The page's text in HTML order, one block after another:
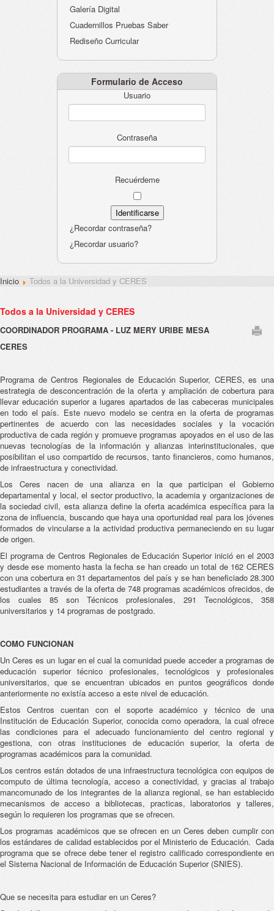
Galería Digital
Cuadernillos Pruebas Saber
Rediseño Curricular
Formulario de Acceso
Usuario
Contraseña
Recuérdeme
¿Recordar contraseña?
¿Recordar usuario?
Inicio Todos a la Universidad y CERES
Todos a la Universidad y CERES
COORDINADOR PROGRAMA - LUZ MERY URIBE MESA
CERES
Programa de Centros Regionales de Educación Superior, CERES, es una
estrategia de desconcentración de la oferta y ampliación de cobertura para
llevar educación superior a lugares apartados de las cabeceras municipales
en todo el país. Este nuevo modelo se centra en la oferta de programas
pertinentes de acuerdo con las necesidades sociales y la vocación
productiva de cada región y promueve programas apoyados en el uso de las
nuevas tecnologías de la información y alianzas interinstitucionales, que
posibilitan el uso compartido de recursos, tanto financieros, como humanos,
de infraestructura y conectividad.
Los Ceres nacen de una alianza en la que participan el Gobierno
departamental y local, el sector productivo, la academia y organizaciones de
la sociedad civil, esta alianza define la oferta académica específica para la
zona de influencia, buscando que haya una oportunidad real para los jóvenes
formados de vincularse a la actividad productiva permaneciendo en su lugar
de origen.
El programa de Centros Regionales de Educación Superior inició en el 2003
y desde ese momento hasta la fecha se han creado un total de 162 CERES
con una cobertura en 31 departamentos del país y se han beneficiado 28.300
estudiantes a través de la oferta de 748 programas académicos ofrecidos, de
los cuales 85 son Técnicos profesionales, 291 Tecnológicos, 358
universitarios y 14 programas de postgrado.
COMO FUNCIONAN
Un Ceres es un lugar en el cual la comunidad puede acceder a programas de
educación superior técnico profesionales, tecnológicos y profesionales
universitarios, que se encuentran ubicados en puntos geográficos donde
anteriormente no existía acceso a este nivel de educación.
Estos Centros cuentan con el soporte académico y técnico de una
Institución de Educación Superior, conocida como operadora, la cual ofrece
las condiciones para el adecuado funcionamiento del centro regional y
gestiona, con otras instituciones de educación superior, la oferta de
programas académicos para la comunidad.
Los centros están dotados de una infraestructura tecnológica con equipos de
computo de última tecnología, acceso a conectividad, y gracias al trabajo
mancomunado de los integrantes de la alianza regional, se han establecido
mecanismos de acceso a bibliotecas, practicas, laboratorios y talleres,
según lo requieren los programas que se ofrecen.
Los programas académicos que se ofrecen en un Ceres deben cumplir con
los estándares de calidad establecidos por el Ministerio de Educación. Cada
programa que se ofrece debe tener el registro calificado correspondiente en
el Sistema Nacional de Información de Educación Superior (SNIES).
Que se necesita para estudiar en un Ceres?